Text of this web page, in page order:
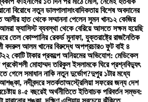
বিরোধে নতুন ডালপালাসাংবাদিকতায় বিশেষ অবদানের
আলীর হাত থেকে সম্মাননা পেলেন সুমন খান১২ কেজির
ফ্যাসিস্ট ব্যবস্থা থেকে বেরিয়ে আসতে সক্ষম হয়েছি
তেল কোম্পানির রেকর্ড মুনাফা, যুক্তরাষ্ট্রে রাজনৈতিক
বদরুল আলম খানের বিরুদ্ধে অপপ্রচার৩ ফুট বাই ৪
২২ কোটি টাকার প্রকল্পে অনিয়মের অভিযোগ: মেডিকেল
প্রকৌশলী মোহাম্মদ তরিকুল ইসলামকে ঘিরে প্রশ্নবিদ্যুৎ
গেলে সমাধান নাকি নতুন দুর্ভোগ?দুপুর ১টার মধ্যে
নদীবন্দরে সতর্কতাঅস্ট্রেলিয়া সফরের জন্য দেশ
৪-৫ বছরেই অর্থনীতিতে ইতিবাচক পরিবর্তন সম্ভব: